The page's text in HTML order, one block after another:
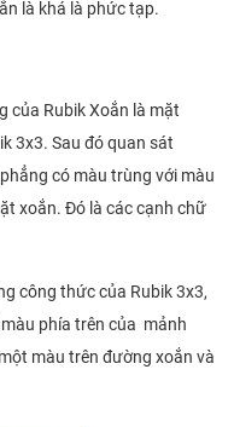
là khá là phức tạp.
của Rubik Xoắn là mặt
3x3. Sau đó quan sát
có màu trùng với màu
xoắn. Đó là các cạnh chữ
công thức của Rubik 3x3,
phía trên của mảnh
màu trên đường xoắn và